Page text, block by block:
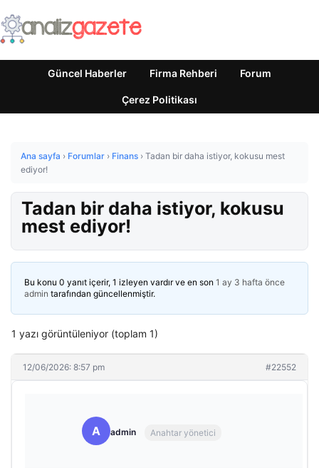
Güncel Haberler Firma Rehberi Forum
Çerez Politikası
Ana sayfa › Forumlar › Finans › Tadan bir daha istiyor, kokusu mest
ediyor!
Tadan bir daha istiyor, kokusu
mest ediyor!
Bu konu 0 yanıt içerir, 1 izleyen vardır ve en son 1 ay 3 hafta önce
admin tarafından güncellenmiştir.
1 yazı görüntüleniyor (toplam 1)
12/06/2026: 8:57 pm #22552
A admin Anahtar yönetici